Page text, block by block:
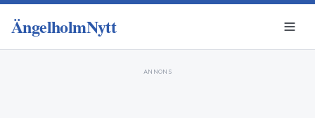
ÄngelholmNytt
ANNONS